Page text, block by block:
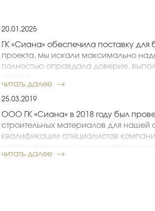
20.01.2025
ГК «Сиана» обеспечила поставку
проекта, мы искали максимально
полностью оправдала доверие,
читать далее
25.03.2019
ООО ГК «Сиана» в 2018 году был
строительных материалов для нашей
квалификации специалистов
осуществить работы в соответствии
читать далее